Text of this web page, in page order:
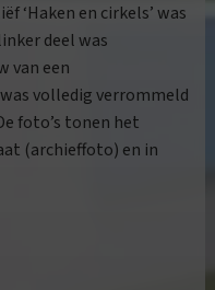
‘Haken en cirkels’ was
deel was
van een
volledig verrommeld
foto’s tonen het
(archieffoto) en in